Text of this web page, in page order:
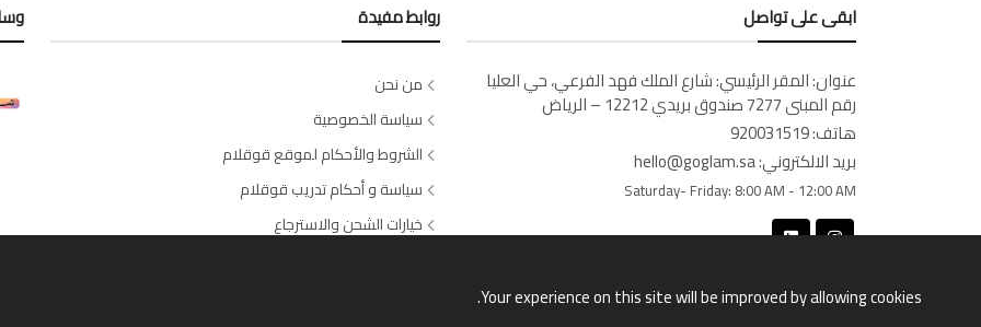
ابقى على تواصل
عنوان:المقر الرئيسي: شارع الملك فهد الفرعي، حي العليا
رقم المبنى 7277 صندوق بريدي 12212 – الرياض
هاتف:920031519
بريد الالكتروني:hello@goglam.sa
Saturday- Friday: 8:00 AM - 12:00 AM
روابط مفيدة
من نحن
سياسة الخصوصية
الشروط والأحكام لموقع قوقلام
سياسة و أحكام تدريب قوقلام
خيارات الشحن والاسترجاع
Your experience on this site will be improved by allowing cookies.